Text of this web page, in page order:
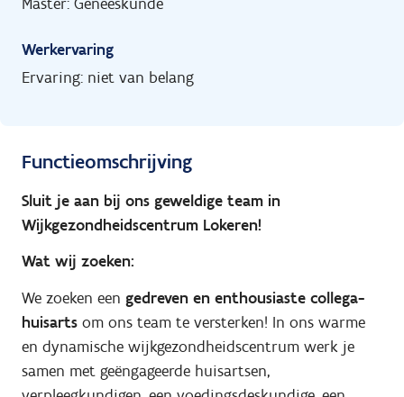
Werkervaring
Ervaring: niet van belang
Functieomschrijving
Sluit je aan bij ons geweldige team in
Wijkgezondheidscentrum Lokeren!
Wat wij zoeken:
We zoeken een gedreven en enthousiaste collega-
huisarts om ons team te versterken! In ons warme
en dynamische wijkgezondheidscentrum werk je
samen met geëngageerde huisartsen,